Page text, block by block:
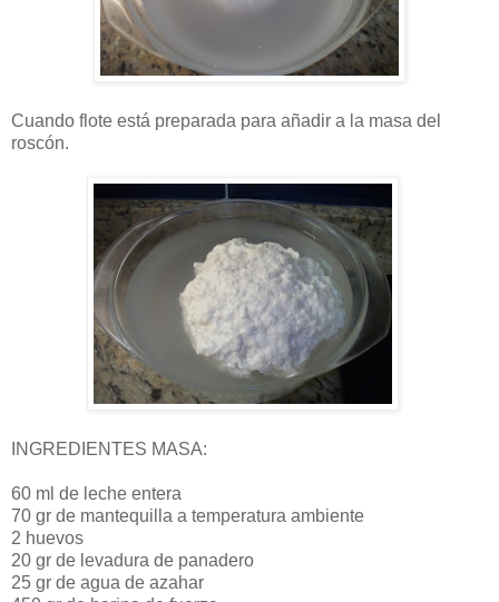
Cuando flote está preparada para añadir a la masa del
roscón.
INGREDIENTES MASA:
60 ml de leche entera
70 gr de mantequilla a temperatura ambiente
2 huevos
20 gr de levadura de panadero
25 gr de agua de azahar